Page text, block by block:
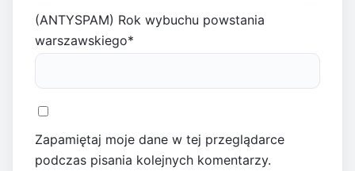
(ANTYSPAM) Rok wybuchu powstania
warszawskiego*
Zapamiętaj moje dane w tej przeglądarce
podczas pisania kolejnych komentarzy.